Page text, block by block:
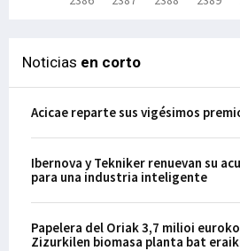
Noticias en corto
Acicae reparte sus vigésimos
Ibernova y Tekniker renuevan su
para una industria inteligente
Papelera del Oriak 3,7 milioi
Zizurkilen biomasa planta bat